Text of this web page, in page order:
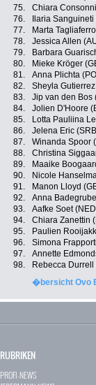
75.
Chiara
76.
Ilaria
77.
Marta
78.
Jessica Allen
79.
Barbara
80.
Mieke Kröger
81.
Anna Plichta
82.
Sheyla
83.
Jip van den Bos
84.
Jolien D'Hoore
85.
Lotta Pauliina
86.
Jelena Eric
87.
Winanda Spoor
88.
Christina
89.
Maaike
90.
Nicole
91.
Manon Lloyd
92.
Anna
93.
Aafke Soet
94.
Chiara Zanettin
95.
Paulien
96.
Simona
97.
Annette
98.
Rebecca
�bersicht Ovo
RUBRIKEN
PROFI-NEWS